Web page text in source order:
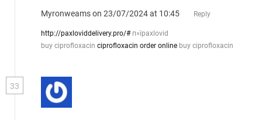
Myronweamson 23/07/2024 at 10:45 Reply
http://paxloviddelivery.pro/#п»їpaxlovid
buy ciprofloxacin ciprofloxacin order online buy ciprofloxacin
33